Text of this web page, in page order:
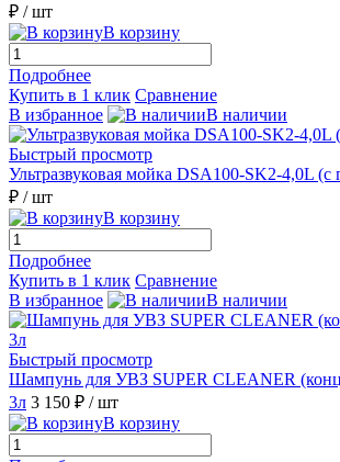
₽ / шт
В корзину
Подробнее
Купить в 1 клик Сравнение
В избранное
В наличии
Быстрый просмотр
Ультразвуковая мойка DSA100-SK2-4,0L (с
₽ / шт
В корзину
Подробнее
Купить в 1 клик Сравнение
В избранное
В наличии
Быстрый просмотр
Шампунь для УВЗ SUPER CLEANER
3л 3 150 ₽ / шт
В корзину